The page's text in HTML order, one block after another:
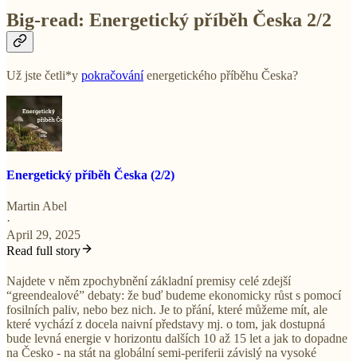
Big-read: Energetický příběh Česka 2/2
Už jste četli*y pokračováníenergetického příběhu Česka?
Energetický příběh Česka (2/2)
Martin Abel
·
April 29, 2025
Read full story
Najdete v něm zpochybnění základní premisy celé zdejší
“greendealové” debaty: že buď budeme ekonomicky růst s pomocí
fosilních paliv, nebo bez nich. Je to přání, které můžeme mít, ale
které vychází z docela naivní představy mj. o tom, jak dostupná
bude levná energie v horizontu dalších 10 až 15 let a jak to dopadne
na Česko - na stát na globální semi-periferii závislý na vysoké